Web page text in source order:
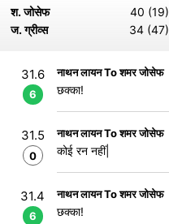
श. जोसेफ
40 (19)
ज. ग्रीव्स
34 (47)
31.6
6
नाथन लायन To शमर जोसेफ
छक्का!
31.5
0
नाथन लायन To शमर जोसेफ
कोई रन नहीं|
31.4
6
नाथन लायन To शमर जोसेफ
छक्का!